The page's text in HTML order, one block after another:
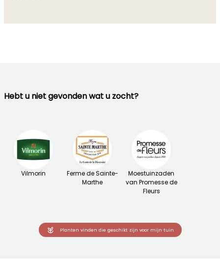
Hebt u niet gevonden wat u zocht?
Vilmorin
Ferme de Sainte-
Marthe
Moestuinzaden
van Promesse de
Fleurs
Planten vinden die geschikt zijn voor mijn tuin